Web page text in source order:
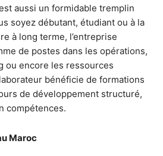
aussi un formidable tremplin
soyez débutant, étudiant ou à la
à long terme, l’entreprise
de postes dans les opérations,
ou encore les ressources
bénéficie de formations
de développement structuré,
compétences.
Maroc